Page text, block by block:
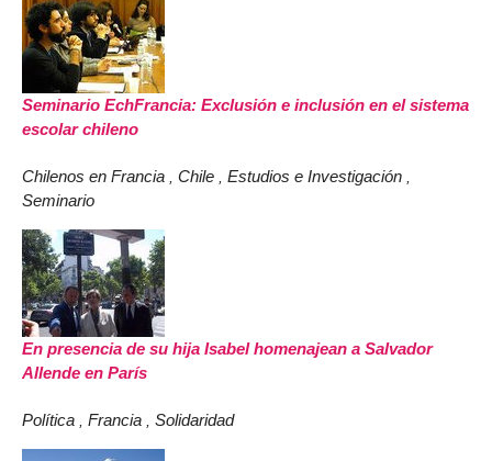
Seminario EchFrancia: Exclusión e inclusión en el sistema
escolar chileno
Chilenos en Francia Chile Estudios e Investigación
Seminario
En presencia de su hija Isabel homenajean a Salvador
Allende en París
Política Francia Solidaridad